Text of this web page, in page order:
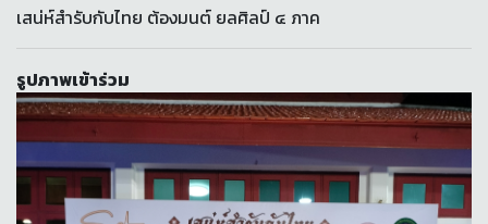
เสน่ห์สำรับกับไทย ต้องมนต์ ยลศิลป์ ๔ ภาค
รูปภาพเข้าร่วม